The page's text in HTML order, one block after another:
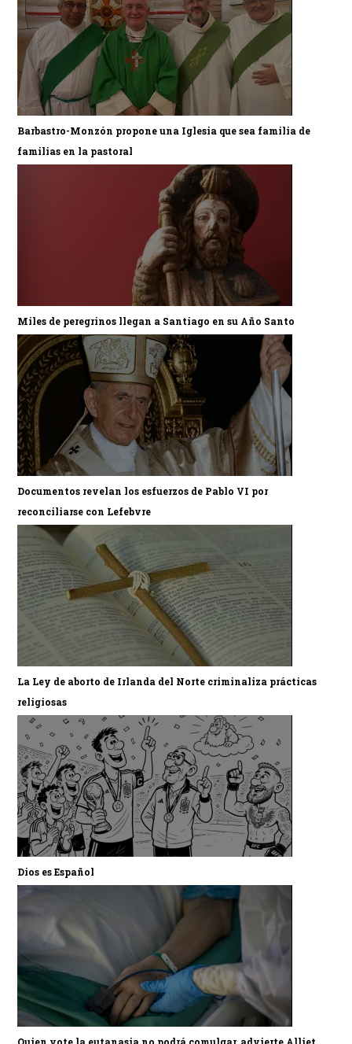
Barbastro-Monzón propone una Iglesia que sea familia de
familias en la pastoral
Miles de peregrinos llegan a Santiago en su Año Santo
Documentos revelan los esfuerzos de Pablo VI por
reconciliarse con Lefebvre
La Ley de aborto de Irlanda del Norte criminaliza prácticas
religiosas
Dios es Español
Quien vote la eutanasia no podrá comulgar, advierte Alliet